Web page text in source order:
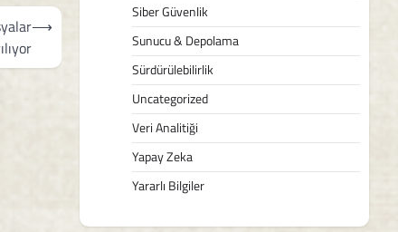
⟶
Siber Güvenlik
Sunucu & Depolama
Sürdürülebilirlik
Uncategorized
Veri Analitiği
Yapay Zeka
Yararlı Bilgiler